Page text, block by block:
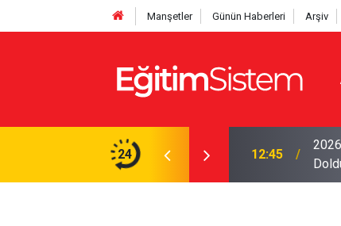
Manşetler Günün Haberleri Arşiv
24
Belli Oldu: İki Program 500 Puanla
12:45